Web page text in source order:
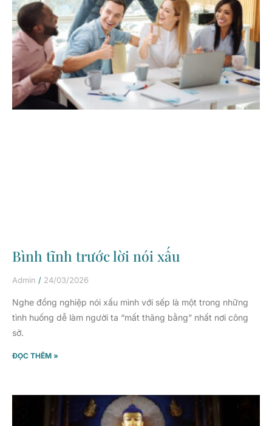
Bình tĩnh trước lời nói xấu
Admin 24/03/2026
Nghe đồng nghiệp nói xấu mình với sếp là một trong những
tình huống dễ làm người ta “mất thăng bằng” nhất nơi công
sở.
ĐỌC THÊM »